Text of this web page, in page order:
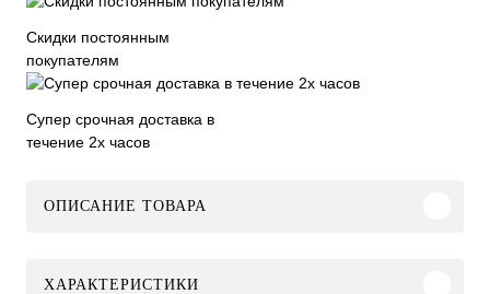
Скидки постоянным
покупателям
Супер срочная доставка в
течение 2х часов
ОПИСАНИЕ ТОВАРА
ХАРАКТЕРИСТИКИ